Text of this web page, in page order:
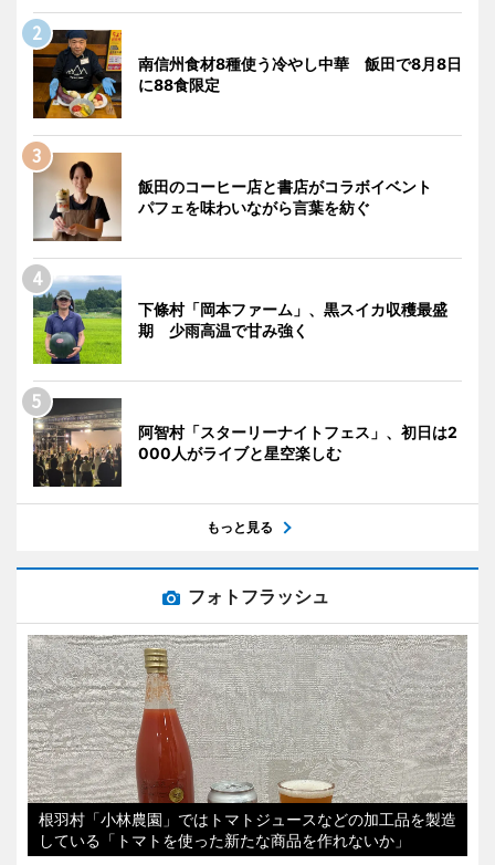
南信州食材8種使う冷やし中華 飯田で8月8日
に88食限定
飯田のコーヒー店と書店がコラボイベント
パフェを味わいながら言葉を紡ぐ
下條村「岡本ファーム」、黒スイカ収穫最盛
期 少雨高温で甘み強く
阿智村「スターリーナイトフェス」、初日は2
000人がライブと星空楽しむ
もっと見る
フォトフラッシュ
根羽村「小林農園」ではトマトジュースなどの加工品を製造
している「トマトを使った新たな商品を作れないか」